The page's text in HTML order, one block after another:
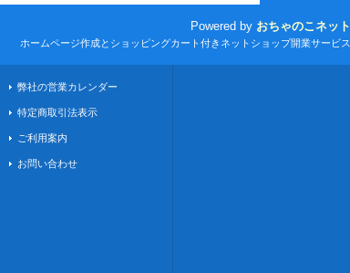
Powered by おちゃのこネット
ホームページ作成とショッピングカート付きネットショップ開業サービス
弊社の営業カレンダー
特定商取引法表示
ご利用案内
お問い合わせ